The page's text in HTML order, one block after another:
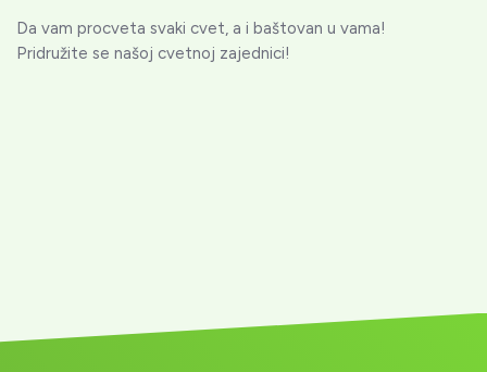
Da vam procveta svaki cvet, a i baštovan u vama!
Pridružite se našoj cvetnoj zajednici!